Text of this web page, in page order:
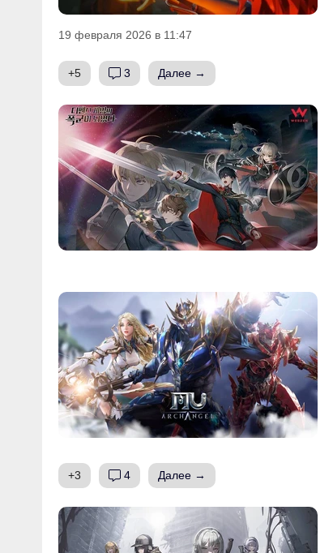
19 февраля 2026 в 11:47
+5 3 Далее →
+3 4 Далее →